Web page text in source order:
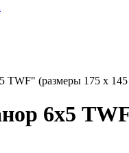
(размеры 175 x 145
6х5